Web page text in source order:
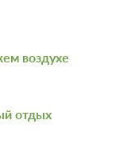
воздухе
отдых